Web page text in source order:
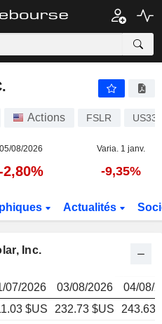
236,80
Actions FSLR
08/2026 Varia. 1 janv.
2,80% -9,35%
Actualités
Inc.
07/2026 03/08/2026
04/08/
$US 232.73 $US
243.63